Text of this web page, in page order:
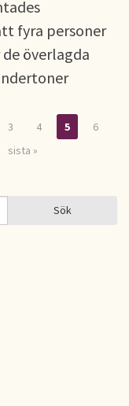
fyra personer
överlagda
3 4 5
6
sista »
Sök